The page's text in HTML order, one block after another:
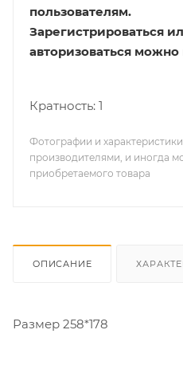
пользователям.
Зарегистрироваться
авторизоваться можно
Кратность: 1
Фотографии и
производителями, и иногда
приобретаемого товара
ОПИСАНИЕ
Размер 258*178